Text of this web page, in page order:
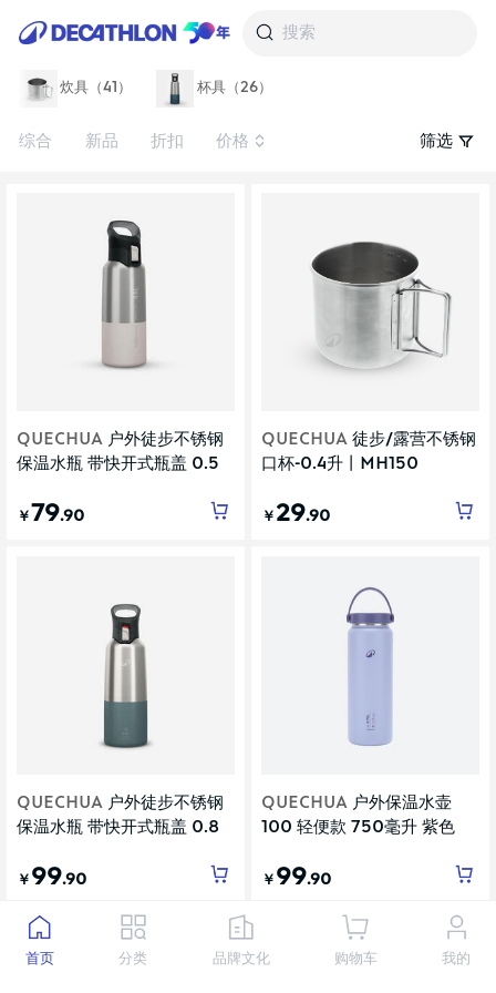
搜索
炊具（41） 杯具（26）
综合 新品 折扣 价格 筛选
QUECHUA 户外徒步不锈钢
保温水瓶 带快开式瓶盖 0.5
￥79.90
QUECHUA徒步/露营不锈钢
口杯-0.4升丨MH150
￥ 29.90
QUECHUA 户外徒步不锈钢
保温水瓶 带快开式瓶盖 0.8
￥ 99.90
QUECHUA户外保温水壶
100 轻便款 750毫升 紫色
￥ 99.90
首页 分类 品牌文化 购物车 我的